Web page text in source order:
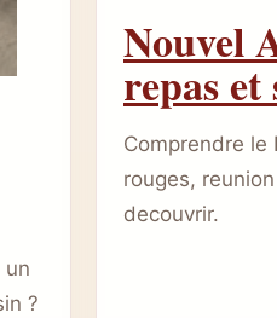
un
?
Nouvel
repas et
Comprendre le
rouges,
decouvrir.